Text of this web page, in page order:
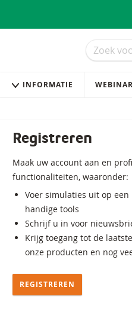
Zoek
INFORMATIE
Registreren
Maak uw account aan en
functionaliteiten, waaronder:
Voer simulaties uit op
handige tools
Schrijf u in voor
Krijg toegang tot de
onze producten en nog
REGISTREREN